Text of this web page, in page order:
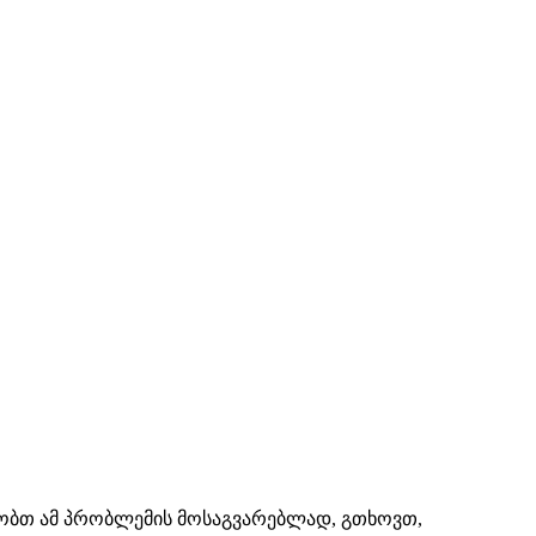
ამ პრობლემის მოსაგვარებლად, გთხოვთ,